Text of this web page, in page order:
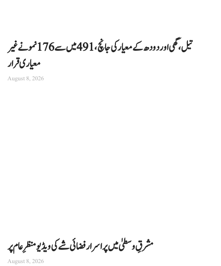
تیل، گھی اور دودھ کے معیار کی جانچ، 491 میں سے 176 نمونے غیر
معیاری قرار
August 8, 2026
مشرقِ وسطیٰ میں پراسرار فضائی شے کی ویڈیو منظرِ عام پر
August 8, 2026